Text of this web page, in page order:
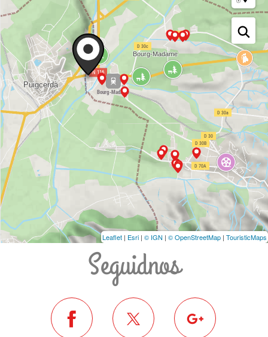
Leaflet | Esri | © IGN | © OpenStreetMap | TouristicMaps
Seguidnos